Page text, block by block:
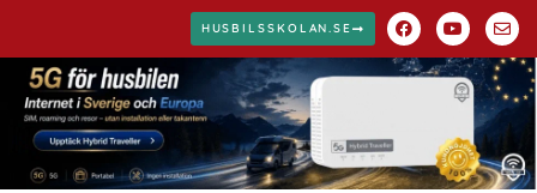
HUSBILSSKOLAN.SE